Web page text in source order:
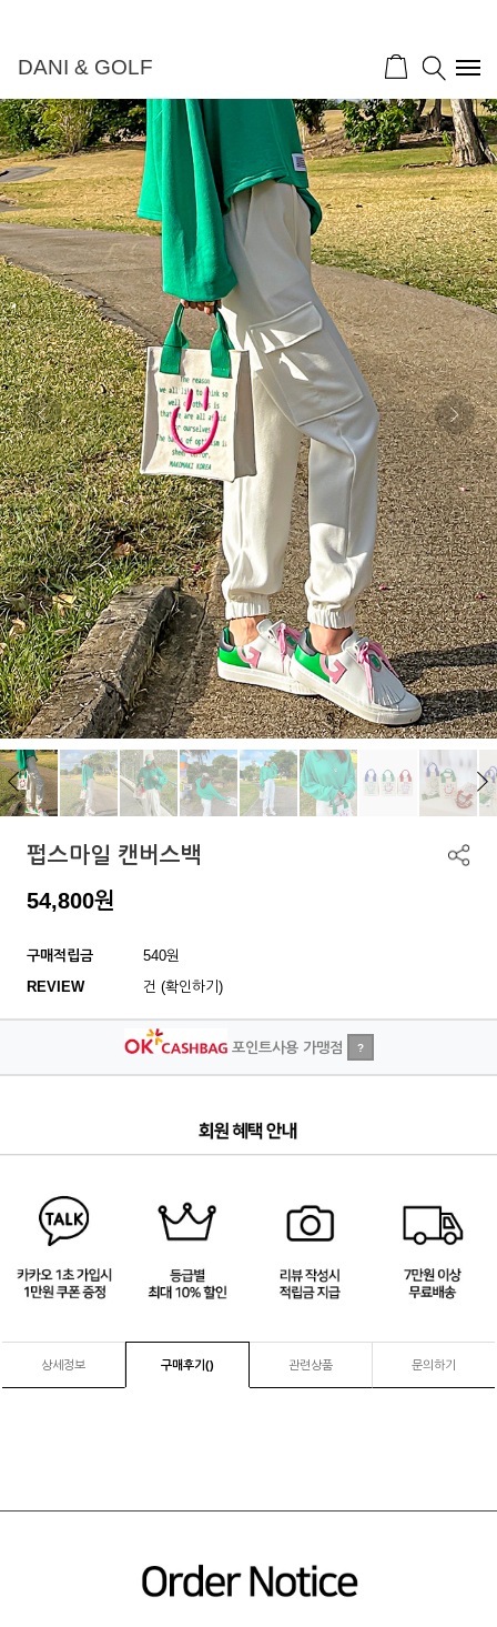
DANI & GOLF
펍스마일 캔버스백
54,800원
구매적립금
540원
REVIEW
건 (확인하기)
포인트사용 가맹점 ?
상세정보 구매후기() 관련상품 문의하기